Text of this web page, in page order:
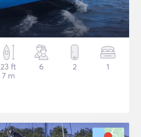
23 ft
7 m
6 2 1